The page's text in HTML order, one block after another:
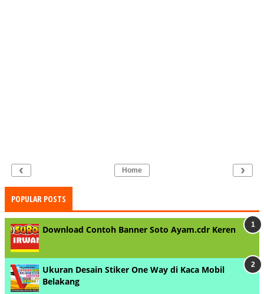
‹ ›
Home
POPULAR POSTS
Download Contoh Banner Soto Ayam.cdr Keren
Ukuran Desain Stiker One Way di Kaca Mobil
Belakang